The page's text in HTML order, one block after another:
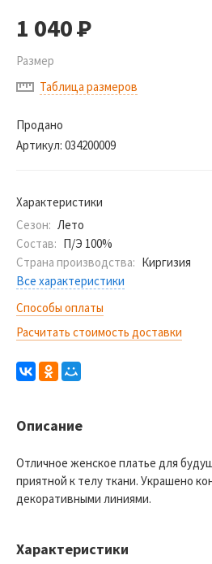
1 040Р
Размер
Таблица размеров
Продано
Артикул: 034200009
Характеристики
Сезон: Лето
Состав: П/Э 100%
Страна производства: Киргизия
Все характеристики
Способы оплаты
Расчитать стоимость доставки
Описание
Отличное женское платье для
приятной к телу ткани. Украшено
декоративными линиями.
Характеристики